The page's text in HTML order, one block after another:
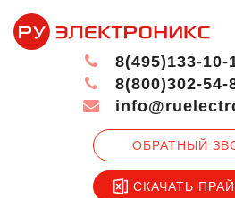
ОБРАТНЫЙ
СКАЧАТЬ
8(495)133-10-
8(800)302-54-